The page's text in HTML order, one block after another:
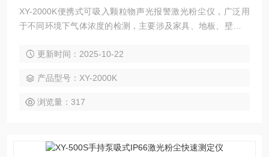
XY-2000K便携式可吸入颗粒物声光报警激光粉尘仪，广泛用
于不同环境下气体浓度的检测，主要涉及家具、地板、壁纸、
品、防腐、消毒、化肥、树脂、粘合剂和农药、原料、样品、
药、家居环保、畜牧养殖、温室培植、仓储物流、酿造发酵、
农业生产。
更新时间：2025-10-22
产品型号：XY-2000K
浏览量：317